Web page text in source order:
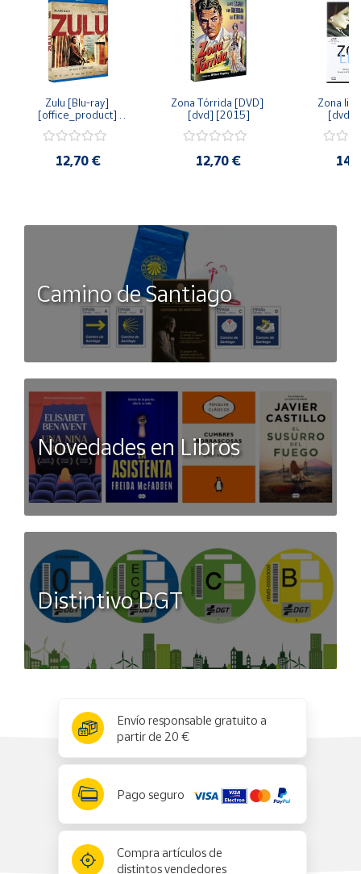
Zulu [Blu-ray]
[office_product]
12,70 €
Zona Tórrida [DVD]
[dvd] [2015]
12,70 €
Zona
[dvd]
Camino de Santiago
Novedades en Libros
Distintivo DGT
Envío responsable gratuito a
partir de 20 €
Pago seguro
Compra artículos de
distintos vendedores